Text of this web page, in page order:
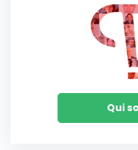
Qui